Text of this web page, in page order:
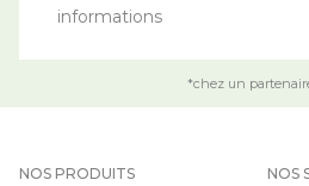
informations
*chez un
NOS PRODUITS
NOS